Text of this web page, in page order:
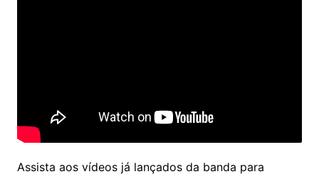
Assista aos vídeos já lançados da banda para